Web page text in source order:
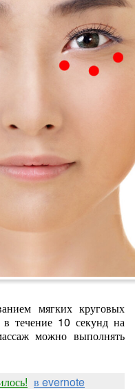
мягких круговых
течение 10 секунд на
можно выполнять
в evernote